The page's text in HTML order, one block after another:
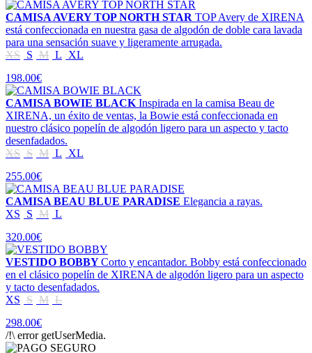
CAMISA AVERY TOP NORTH STAR TOP Avery de XIRENA
está confeccionada en nuestra gasa de algodón de doble cara lavada
para una sensación suave y ligeramente arrugada.
XS S M L
XL
198.00€
CAMISA BOWIE BLACK Inspirada en la camisa Beau de
XIRENA, un éxito de ventas, la Bowie está confeccionada en
nuestro clásico popelín de algodón ligero para un aspecto y tacto
desenfadados.
XS S M L
XL
255.00€
CAMISA BEAU BLUE PARADISE Elegancia a rayas.
XS
S M L
320.00€
VESTIDO BOBBYCorto y encantador. Bobby está confeccionado
en el clásico popelín de XIRENA de algodón ligero para un aspecto
y tacto desenfadados.
XS S M L
298.00€
/!\ error getUserMedia.